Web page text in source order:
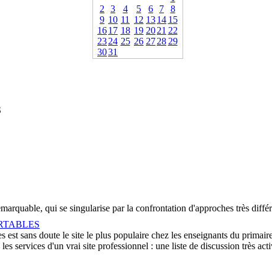
2
3 4 5 6 7
8
9 10 11 12 1314 15
1617 18 19 2021 22
2324 25 26 2728 29
3031
qui se singularise par la confrontation d'approches très
est sans doute le site le plus populaire chez les enseignants du
services d'un vrai site professionnel : une liste de discussion très